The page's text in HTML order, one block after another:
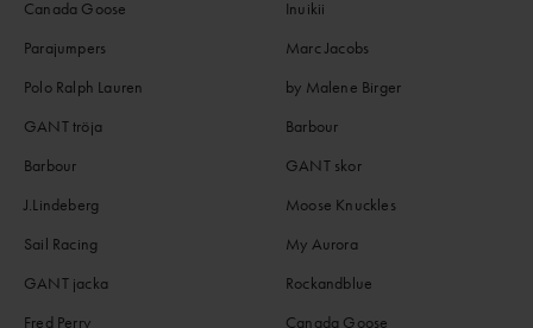
Canada Goose
Parajumpers
Polo Ralph Lauren
GANT tröja
Barbour
J.Lindeberg
Sail Racing
GANT jacka
Fred Perry
Inuikii
Marc Jacobs
by Malene Birger
Barbour
GANT skor
Moose Knuckles
My Aurora
Rockandblue
Canada Goose